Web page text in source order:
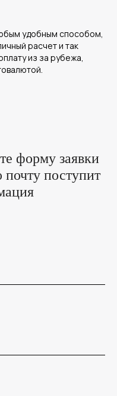
удобным способом,
расчет и так
из за рубежа,
форму заявки
поступит